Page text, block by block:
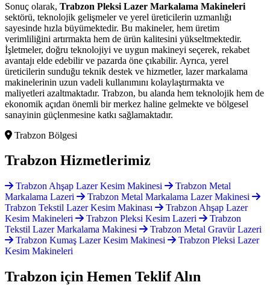
Sonuç olarak, Trabzon Pleksi Lazer Markalama Makineleri
sektörü, teknolojik gelişmeler ve yerel üreticilerin uzmanlığı
sayesinde hızla büyümektedir. Bu makineler, hem üretim
verimliliğini artırmakta hem de ürün kalitesini yükseltmektedir.
İşletmeler, doğru teknolojiyi ve uygun makineyi seçerek, rekabet
avantajı elde edebilir ve pazarda öne çıkabilir. Ayrıca, yerel
üreticilerin sunduğu teknik destek ve hizmetler, lazer markalama
makinelerinin uzun vadeli kullanımını kolaylaştırmakta ve
maliyetleri azaltmaktadır. Trabzon, bu alanda hem teknolojik hem de
ekonomik açıdan önemli bir merkez haline gelmekte ve bölgesel
sanayinin güçlenmesine katkı sağlamaktadır.
Trabzon Bölgesi
Trabzon Hizmetlerimiz
Trabzon Ahşap Lazer Kesim Makinesi
Trabzon Metal
Markalama Lazeri
Trabzon Metal Markalama Lazer Makinesi
Trabzon Tekstil Lazer Kesim Makinası
Trabzon Ahşap Lazer
Kesim Makineleri
Trabzon Pleksi Kesim Lazeri
Trabzon
Tekstil Lazer Markalama Makinesi
Trabzon Metal Gravür Lazeri
Trabzon Kumaş Lazer Kesim Makinesi
Trabzon Pleksi Lazer
Kesim Makineleri
Trabzon için Hemen Teklif Alın